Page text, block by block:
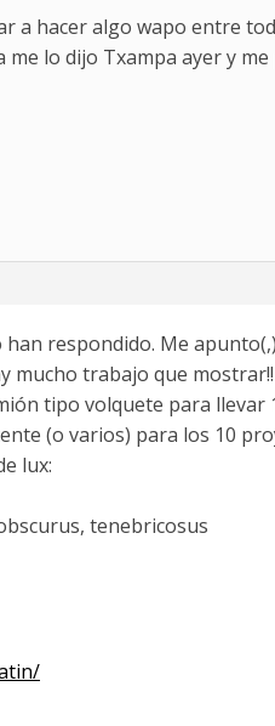
a hacer algo wapo entre
me lo dijo Txampa ayer y
respondido. Me
mucho trabajo que mostrar!!
tipo volquete para
(o varios) para los 10
lux:
tenebricosus